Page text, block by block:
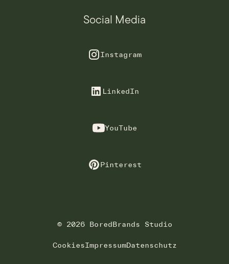
Social Media
Instagram
LinkedIn
YouTube
Pinterest
© 2026 BoredBrands Studio
CookiesImpressumDatenschutz